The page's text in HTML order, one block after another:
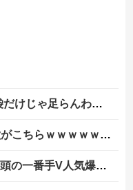
二袋作ったろ！」→結果ｗｗｗ
ｗｗｗｗｗｗｗｗｗｗ
爆発から何も変わらない……